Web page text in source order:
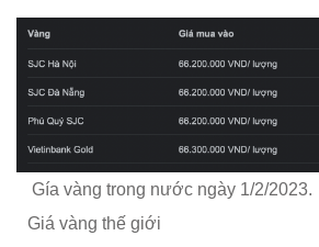
Gía vàng trong nước ngày 1/2/2023.
Giá vàng thế giới